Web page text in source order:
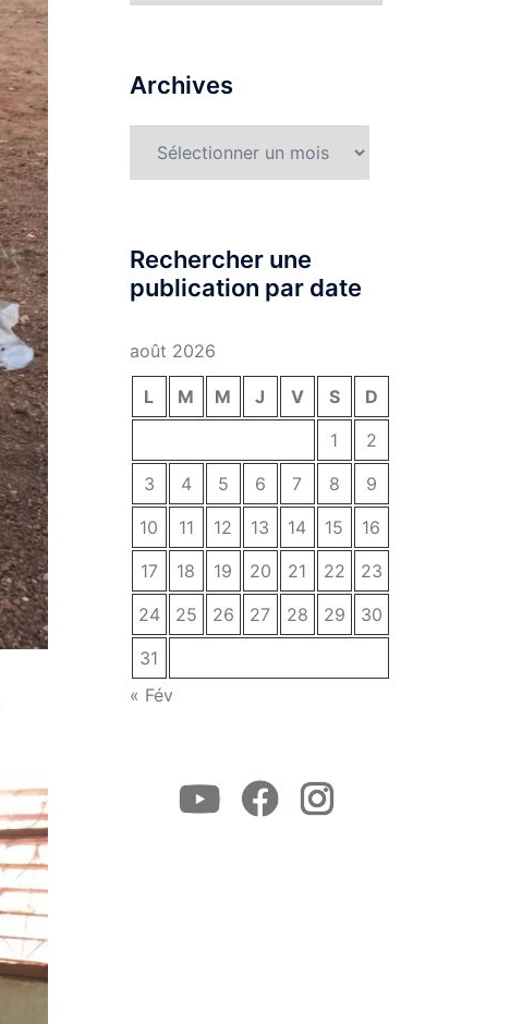
Archives
Rechercher une
publication par date
août 2026
L M M J V S
D
1
2
3
4 5 6 7 8
9
10
11 12 13 14 15
16
17
18 19 20 21 22
23
24
25 26 27 28 29
30
31
« Fév
YoutubeFacebookInstagram